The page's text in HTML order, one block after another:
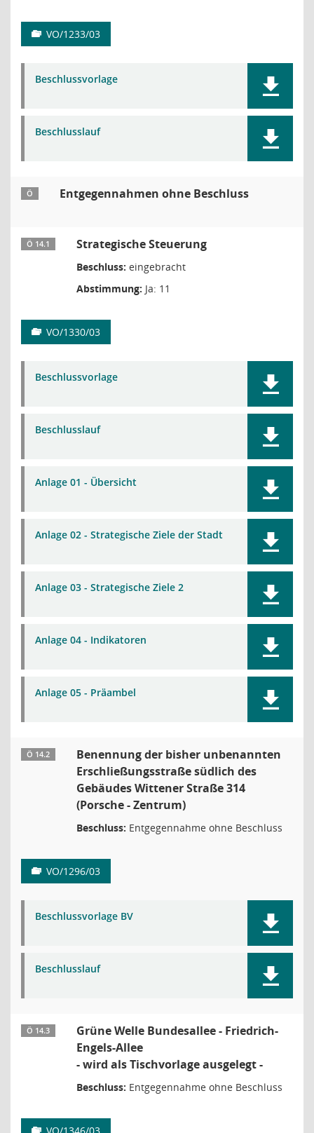
VO/1233/03
Beschlussvorlage
Beschlusslauf
Ö Entgegennahmen ohne Beschluss
Ö 14.1 Strategische Steuerung
Beschluss: eingebracht
Abstimmung: Ja: 11
VO/1330/03
Beschlussvorlage
Beschlusslauf
Anlage 01 - Übersicht
Anlage 02 - Strategische Ziele der Stadt
Anlage 03 - Strategische Ziele 2
Anlage 04 - Indikatoren
Anlage 05 - Präambel
Ö 14.2
Benennung der bisher unbenannten
Erschließungsstraße südlich des
Gebäudes Wittener Straße 314
(Porsche - Zentrum)
Beschluss: Entgegennahme ohne Beschluss
VO/1296/03
Beschlussvorlage BV
Beschlusslauf
Ö 14.3
Grüne Welle Bundesallee - Friedrich-
Engels-Allee
- wird als Tischvorlage ausgelegt -
Beschluss: Entgegennahme ohne Beschluss